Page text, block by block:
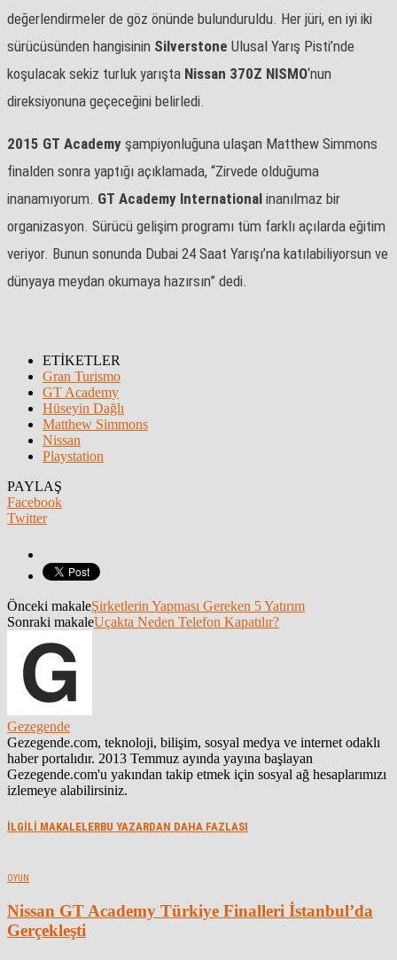
değerlendirmeler de göz önünde bulunduruldu. Her jüri, en iyi iki
sürücüsünden hangisinin Silverstone Ulusal Yarış Pisti’nde
koşulacak sekiz turluk yarışta Nissan 370Z NISMO‘nun
direksiyonuna geçeceğini belirledi.
2015 GT Academy şampiyonluğuna ulaşan Matthew Simmons
finalden sonra yaptığı açıklamada, “Zirvede olduğuma
inanamıyorum. GT Academy International inanılmaz bir
organizasyon. Sürücü gelişim programı tüm farklı açılarda eğitim
veriyor. Bunun sonunda Dubai 24 Saat Yarışı’na katılabiliyorsun ve
dünyaya meydan okumaya hazırsın” dedi.
ETİKETLER
Gran Turismo
GT Academy
Hüseyin Dağlı
Matthew Simmons
Nissan
Playstation
PAYLAŞ
Facebook
Twitter
Önceki makaleŞirketlerin Yapması Gereken 5 Yatırım
Sonraki makaleUçakta Neden Telefon Kapatılır?
Gezegende
Gezegende.com, teknoloji, bilişim, sosyal medya ve internet odaklı
haber portalıdır. 2013 Temmuz ayında yayına başlayan
Gezegende.com'u yakından takip etmek için sosyal ağ hesaplarımızı
izlemeye alabilirsiniz.
İLGİLİ MAKALELERBU YAZARDAN DAHA FAZLASI
OYUN
Nissan GT Academy Türkiye Finalleri İstanbul’da
Gerçekleşti